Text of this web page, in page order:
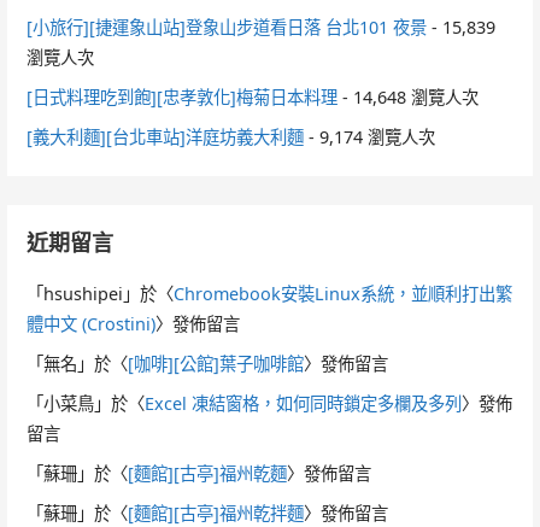
[小旅行][捷運象山站]登象山步道看日落 台北101 夜景 - 15,839
瀏覽人次
[日式料理吃到飽][忠孝敦化]梅菊日本料理 - 14,648 瀏覽人次
[義大利麵][台北車站]洋庭坊義大利麵 - 9,174 瀏覽人次
近期留言
「hsushipei 」於〈Chromebook安裝Linux系統，並順利打出繁
體中文 (Crostini)〉發佈留言
「無名 」於〈[咖啡][公館]葉子咖啡館〉發佈留言
「小菜鳥 」於〈Excel 凍結窗格，如何同時鎖定多欄及多列〉發佈
留言
「蘇珊 」於〈[麵館][古亭]福州乾麵〉發佈留言
「蘇珊 」於〈[麵館][古亭]福州乾拌麵〉發佈留言